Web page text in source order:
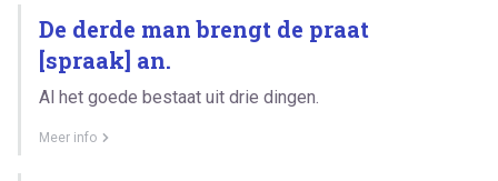
De derde man brengt de praat
[spraak] an.
Al het goede bestaat uit drie dingen.
Meer info